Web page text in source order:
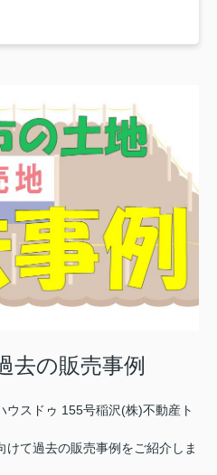
去の販売事例
スドゥ 155号稲沢(株)不動産ト
て過去の販売事例をご紹介しま